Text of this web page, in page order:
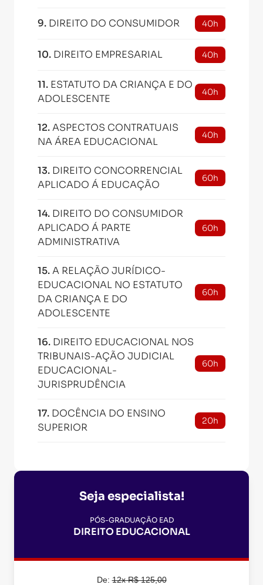
9. DIREITO DO CONSUMIDOR 40h
10. DIREITO EMPRESARIAL 40h
11. ESTATUTO DA CRIANÇA E DO
ADOLESCENTE
40h
12.ASPECTOS CONTRATUAIS
NA ÁREA EDUCACIONAL
40h
13. DIREITO CONCORRENCIAL
APLICADO Á EDUCAÇÃO
60h
14. DIREITO DO CONSUMIDOR
APLICADO Á PARTE
ADMINISTRATIVA
60h
15.A RELAÇÃO JURÍDICO-
EDUCACIONAL NO ESTATUTO
DA CRIANÇA E DO
ADOLESCENTE
60h
16. DIREITO EDUCACIONAL NOS
TRIBUNAIS-AÇÃO JUDICIAL
EDUCACIONAL-
JURISPRUDÊNCIA
60h
17. DOCÊNCIA DO ENSINO
SUPERIOR
20h
Seja especialista!
PÓS-GRADUAÇÃO EAD
DIREITO EDUCACIONAL
De:12x R$ 125,00